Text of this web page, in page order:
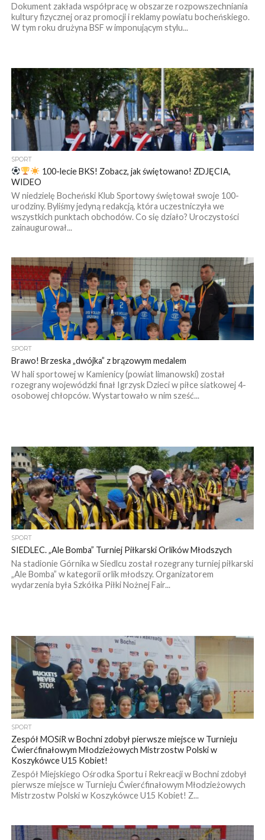
Dokument zakłada współpracę w obszarze rozpowszechniania
kultury fizycznej oraz promocji i reklamy powiatu bocheńskiego.
W tym roku drużyna BSF w imponującym stylu...
SPORT
100-lecie BKS! Zobacz, jak świętowano! ZDJĘCIA,
WIDEO
W niedzielę Bocheński Klub Sportowy świętował swoje 100-
urodziny. Byliśmy jedyną redakcją, która uczestniczyła we
wszystkich punktach obchodów. Co się działo? Uroczystości
zainaugurował...
SPORT
Brawo! Brzeska „dwójka” z brązowym medalem
W hali sportowej w Kamienicy (powiat limanowski) został
rozegrany wojewódzki finał Igrzysk Dzieci w piłce siatkowej 4-
osobowej chłopców. Wystartowało w nim sześć...
SPORT
SIEDLEC. „Ale Bomba” Turniej Piłkarski Orlików Młodszych
Na stadionie Górnika w Siedlcu został rozegrany turniej piłkarski
„Ale Bomba” w kategorii orlik młodszy. Organizatorem
wydarzenia była Szkółka Piłki Nożnej Fair...
SPORT
Zespół MOSiR w Bochni zdobył pierwsze miejsce w Turnieju
Ćwierćfinałowym Młodzieżowych Mistrzostw Polski w
Koszykówce U15 Kobiet!
Zespół Miejskiego Ośrodka Sportu i Rekreacji w Bochni zdobył
pierwsze miejsce w Turnieju Ćwierćfinałowym Młodzieżowych
Mistrzostw Polski w Koszykówce U15 Kobiet! Z...